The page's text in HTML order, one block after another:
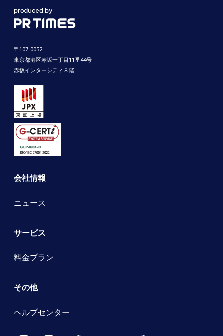
〒107-0052
東京都港区赤坂一丁目11番44号
赤坂インターシティ８階
会社情報
ニュース
サービス
料金プラン
その他
ヘルプセンター